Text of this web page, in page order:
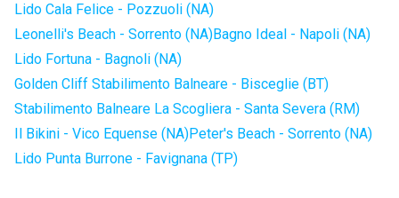
Lido Cala Felice - Pozzuoli (NA)
Leonelli's Beach - Sorrento (NA)Bagno Ideal - Napoli (NA)
Lido Fortuna - Bagnoli (NA)
Golden Cliff Stabilimento Balneare - Bisceglie (BT)
Stabilimento Balneare La Scogliera - Santa Severa (RM)
Il Bikini - Vico Equense (NA)Peter's Beach - Sorrento (NA)
Lido Punta Burrone - Favignana (TP)